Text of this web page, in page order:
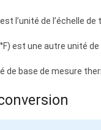
est l’unité de l’échelle
est une autre unité
de base de mesure